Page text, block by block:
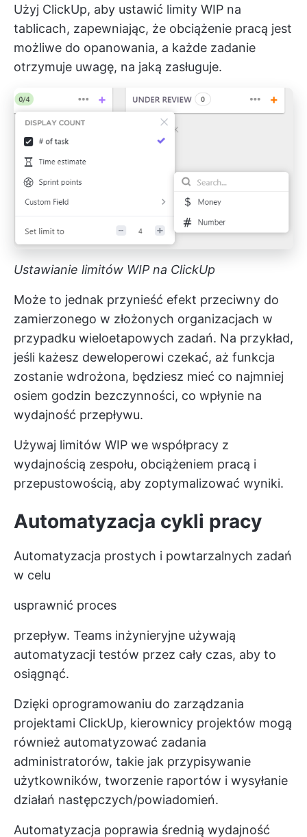
Użyj ClickUp, aby ustawić limity WIP na
tablicach, zapewniając, że obciążenie pracą jest
możliwe do opanowania, a każde zadanie
otrzymuje uwagę, na jaką zasługuje.
Ustawianie limitów WIP na ClickUp
Może to jednak przynieść efekt przeciwny do
zamierzonego w złożonych organizacjach w
przypadku wieloetapowych zadań. Na przykład,
jeśli każesz deweloperowi czekać, aż funkcja
zostanie wdrożona, będziesz mieć co najmniej
osiem godzin bezczynności, co wpłynie na
wydajność przepływu.
Używaj limitów WIP we współpracy z
wydajnością zespołu, obciążeniem pracą i
przepustowością, aby zoptymalizować wyniki.
Automatyzacja cykli pracy
Automatyzacja prostych i powtarzalnych zadań
w celu
usprawnić proces
przepływ. Teams inżynieryjne używają
automatyzacji testów przez cały czas, aby to
osiągnąć.
Dzięki oprogramowaniu do zarządzania
projektami ClickUp, kierownicy projektów mogą
również automatyzować zadania
administratorów, takie jak przypisywanie
użytkowników, tworzenie raportów i wysyłanie
działań następczych/powiadomień.
Automatyzacja poprawia średnią wydajność